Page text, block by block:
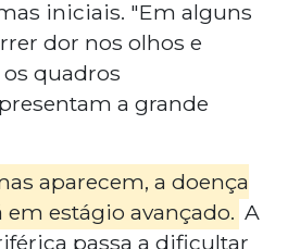
iniciais. "Em alguns
dor nos olhos e
quadros
a grande
aparecem, a doença
estágio avançado. A
passa a dificultar